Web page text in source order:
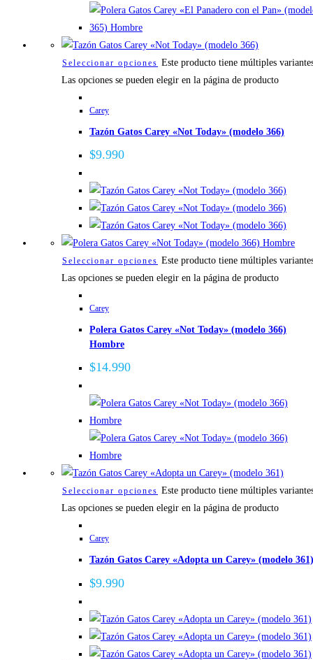
Seleccionar opciones Este producto tiene múltiples
Las opciones se pueden elegir en la página de producto
Carey
Tazón Gatos Carey «Not Today» (modelo 366)
$9.990
Seleccionar opciones Este producto tiene múltiples
Las opciones se pueden elegir en la página de producto
Carey
Polera Gatos Carey «Not Today» (modelo 366)
Hombre
$14.990
Seleccionar opciones Este producto tiene múltiples
Las opciones se pueden elegir en la página de producto
Carey
Tazón Gatos Carey «Adopta un Carey» (modelo 361)
$9.990